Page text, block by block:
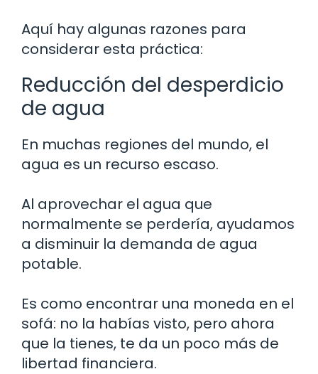
Aquí hay algunas razones para
considerar esta práctica:
Reducción del desperdicio
de agua
En muchas regiones del mundo, el
agua es un recurso escaso.
Al aprovechar el agua que
normalmente se perdería, ayudamos
a disminuir la demanda de agua
potable.
Es como encontrar una moneda en el
sofá: no la habías visto, pero ahora
que la tienes, te da un poco más de
libertad financiera.